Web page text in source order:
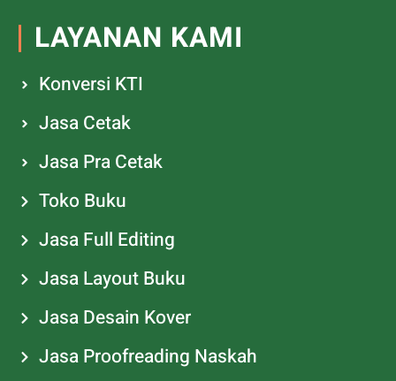
LAYANAN KAMI
Konversi KTI
Jasa Cetak
Jasa Pra Cetak
Toko Buku
Jasa Full Editing
Jasa Layout Buku
Jasa Desain Kover
Jasa Proofreading Naskah